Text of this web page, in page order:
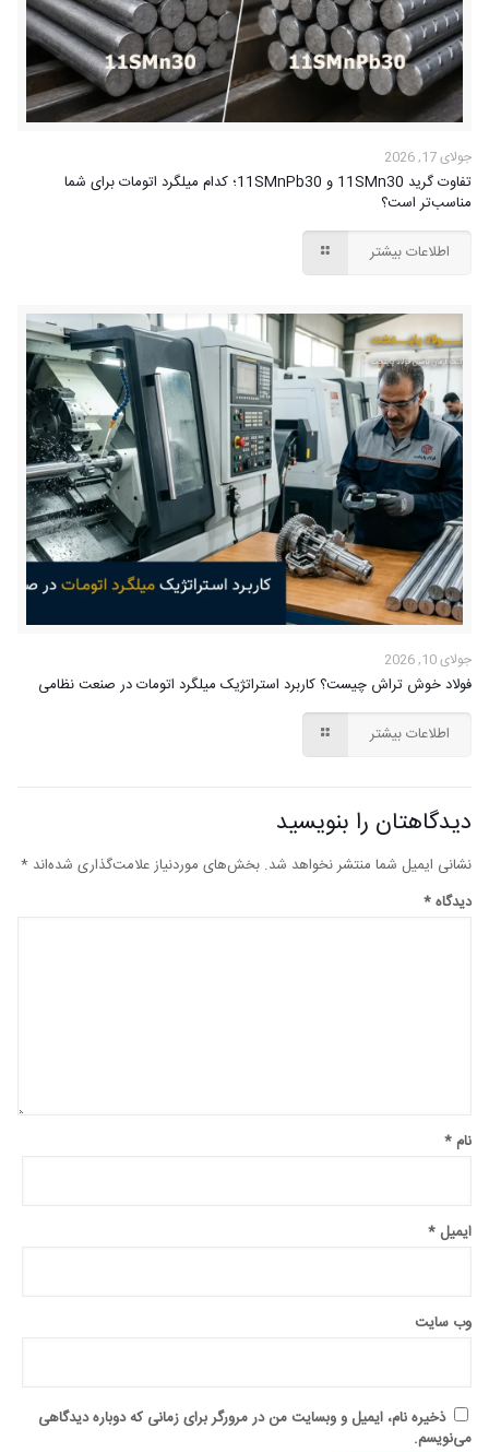
جولای 17, 2026
تفاوت گرید 11SMn30 و 11SMnPb30؛ کدام میلگرد اتومات برای شما
مناسب‌تر است؟
اطلاعات بیشتر
جولای 10, 2026
فولاد خوش تراش چیست؟ کاربرد استراتژیک میلگرد اتومات در صنعت نظامی
اطلاعات بیشتر
دیدگاهتان را بنویسید
نشانی ایمیل شما منتشر نخواهد شد. بخش‌های موردنیاز علامت‌گذاری شده‌اند *
دیدگاه*
نام *
ایمیل *
وب‌ سایت
ذخیره نام، ایمیل و وبسایت من در مرورگر برای زمانی که دوباره دیدگاهی
می‌نویسم.